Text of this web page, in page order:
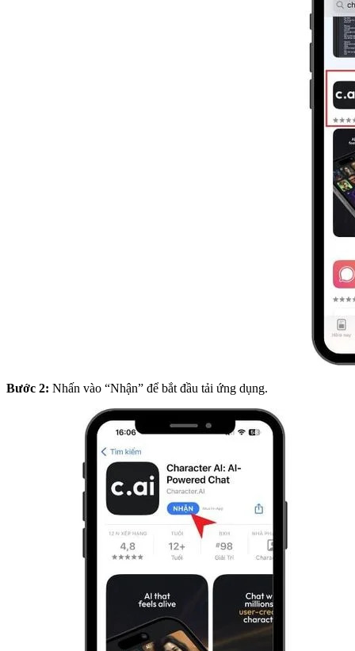
Bước 2: Nhấn vào “Nhận” để bắt đầu tải ứng dụng.